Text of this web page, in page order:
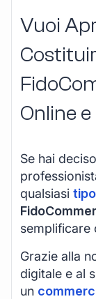
Vuoi
Online
Se hai
qualsiasi
semplificare
Grazie alla
digitale e al
un